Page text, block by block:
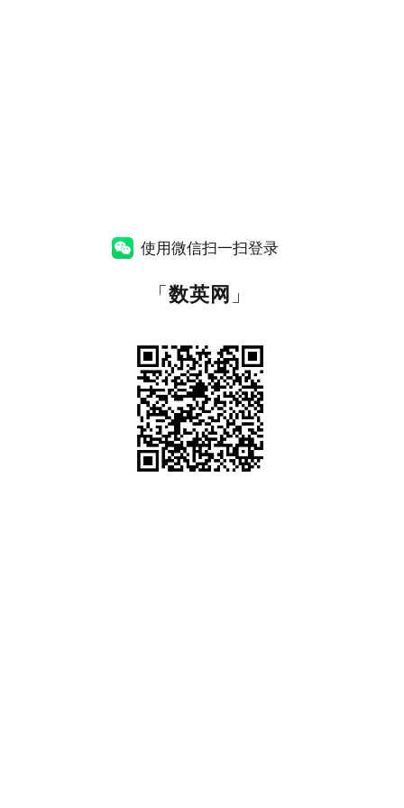
使用微信扫一扫登录
「数英网 」